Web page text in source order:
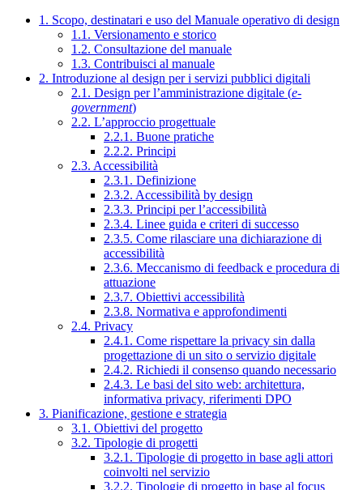
1. Scopo, destinatari e uso del Manuale operativo di design
1.1. Versionamento e storico
1.2. Consultazione del manuale
1.3. Contribuisci al manuale
2. Introduzione al design per i servizi pubblici digitali
2.1. Design per l’amministrazione digitale (e-
government)
2.2. L’approccio progettuale
2.2.1. Buone pratiche
2.2.2. Principi
2.3. Accessibilità
2.3.1. Definizione
2.3.2. Accessibilità by design
2.3.3. Principi per l’accessibilità
2.3.4. Linee guida e criteri di successo
2.3.5. Come rilasciare una dichiarazione di
accessibilità
2.3.6. Meccanismo di feedback e procedura di
attuazione
2.3.7. Obiettivi accessibilità
2.3.8. Normativa e approfondimenti
2.4. Privacy
2.4.1. Come rispettare la privacy sin dalla
progettazione di un sito o servizio digitale
2.4.2. Richiedi il consenso quando necessario
2.4.3. Le basi del sito web: architettura,
informativa privacy, riferimenti DPO
3. Pianificazione, gestione e strategia
3.1. Obiettivi del progetto
3.2. Tipologie di progetti
3.2.1. Tipologie di progetto in base agli attori
coinvolti nel servizio
3.2.2. Tipologie di progetto in base al focus